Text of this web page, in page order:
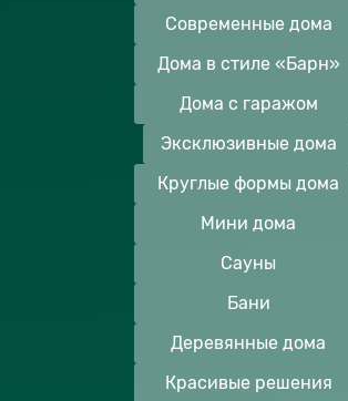
Современные дома
Дома в стиле «Барн»
Дома с гаражом
Эксклюзивные дома
Круглые формы дома
Мини дома
Сауны
Бани
Деревянные дома
Красивые решения